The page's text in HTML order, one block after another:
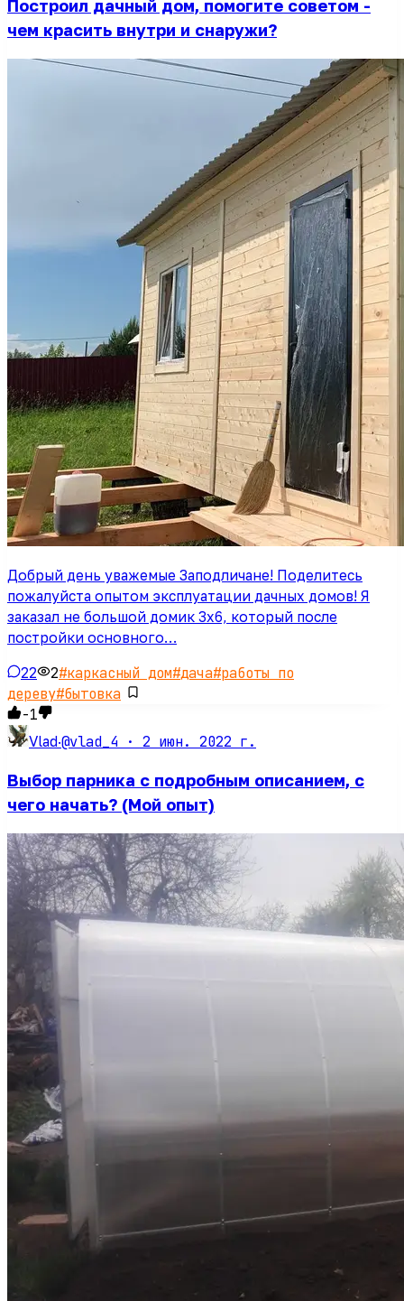
Построил дачный дом, помогите советом -
чем красить внутри и снаружи?
Добрый день уважемые Заподличане! Поделитесь
пожалуйста опытом эксплуатации дачных домов! Я
заказал не большой домик 3х6, который после
постройки основного…
22 2#каркасный дом#дача#работы по
дереву#бытовка
-1
Vlad·@vlad_4 · 2 июн. 2022 г.
Выбор парника с подробным описанием, с
чего начать? (Мой опыт)